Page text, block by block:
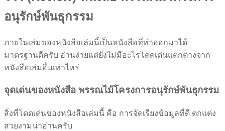
อนุรักษ์พันธุกรรม
ภายในเล่มของหนังสือเล่มนี้เป็นหนังสือที่ทำออกมาได้
มาตรฐานดีครับ อ่านง่ายแต่ยังไม่มีอะไรโดดเด่นแตกต่างจาก
หนังสือเล่มอื่นเท่าไหร่
จุดเด่นของหนังสือ พรรณไม้โครงการอนุรักษ์พันธุกรรม
สิ่งที่โดดเด่นของหนังสือเล่มนี้ คือ การจัดเรียงข้อมูลที่ดี ตกแต่ง
สวยงามน่าอ่านครับ